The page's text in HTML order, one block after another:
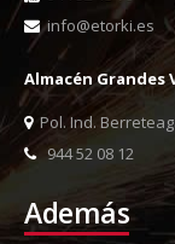
info@etorki.es
Almacén Grandes
Pol. Ind.
944 52 08 12
Además